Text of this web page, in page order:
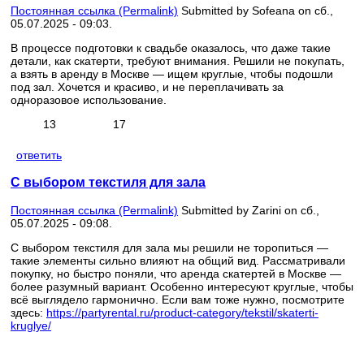
Постоянная ссылка (Permalink) Submitted by Sofeana on сб.,
05.07.2025 - 09:03.
В процессе подготовки к свадьбе оказалось, что даже такие
детали, как скатерти, требуют внимания. Решили не покупать,
а взять в аренду в Москве — ищем круглые, чтобы подошли
под зал. Хочется и красиво, и не переплачивать за
одноразовое использование.
13
17
ответить
С выбором текстиля для зала
Постоянная ссылка (Permalink) Submitted by Zarini on сб.,
05.07.2025 - 09:08.
С выбором текстиля для зала мы решили не торопиться —
такие элементы сильно влияют на общий вид. Рассматривали
покупку, но быстро поняли, что аренда скатертей в Москве —
более разумный вариант. Особенно интересуют круглые, чтобы
всё выглядело гармонично. Если вам тоже нужно, посмотрите
здесь: https://partyrental.ru/product-category/tekstil/skaterti-
kruglye/